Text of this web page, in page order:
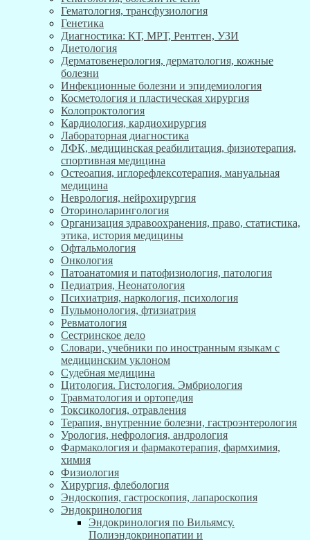
Гематология, трансфузиология
Генетика
Диагностика: КТ, МРТ, Рентген, УЗИ
Диетология
Дерматовенерология, дерматология, кожные
болезни
Инфекционные болезни и эпидемиология
Косметология и пластическая хирургия
Колопроктология
Кардиология, кардиохирургия
Лабораторная диагностика
ЛФК, медицинская реабилитация, физиотерапия,
спортивная медицина
Остеоапия, иглорефлексотерапия, мануальная
медицина
Неврология, нейрохирургия
Оториноларингология
Организация здравоохранения, право, статистика,
этика, история медицины
Офтальмология
Онкология
Патоанатомия и патофизиология, патология
Педиатрия, Неонатология
Психиатрия, наркология, психология
Пульмонология, фтизиатрия
Ревматология
Сестринское дело
Словари, учебники по иностранным языкам с
медицинским уклоном
Судебная медицина
Цитология. Гистология. Эмбриология
Травматология и ортопедия
Токсикология, отравления
Терапия, внутренние болезни, гастроэнтерология
Урология, нефрология, андрология
Фармакология и фармакотерапия, фармхимия,
химия
Физиология
Хирургия, флебология
Эндоскопия, гастроскопия, лапароскопия
Эндокринология
Эндокринология по Вильямсу.
Полиэндокринопатии и